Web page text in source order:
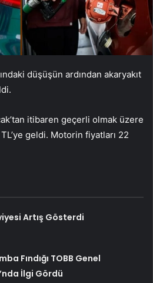
düşüşün ardından akaryakıt
itibaren geçerli olmak üzere
geldi. Motorin fiyatları 22
Artış Gösterdi
Fındığı TOBB Genel
İlgi Gördü